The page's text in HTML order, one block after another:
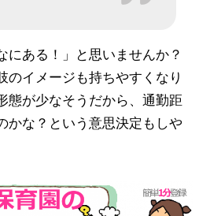
にある！」と思いませんか？
のイメージも持ちやすくなり
態が少なそうだから、通勤距
かな？という意思決定もしや